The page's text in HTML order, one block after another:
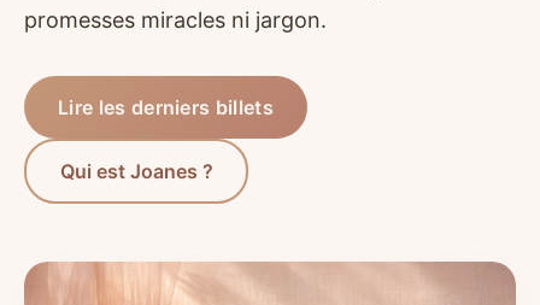
promesses miracles ni jargon.
Lire les derniers billets
Qui est Joanes ?